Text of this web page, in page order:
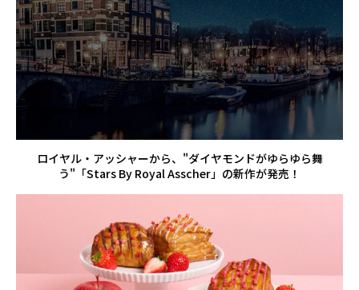
ロイヤル・アッシャーから、"ダイヤモンドがゆらゆら舞
う"「Stars By Royal Asscher」の新作が発売！